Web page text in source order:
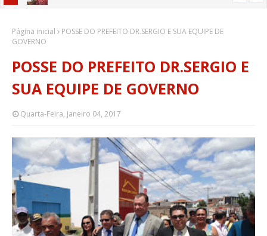
02/06/2024
Página inicial
POSSE DO PREFEITO DR.SERGIO E SUA EQUIPE DE
GOVERNO
POSSE DO PREFEITO DR.SERGIO E
SUA EQUIPE DE GOVERNO
Quarta-Feira, Janeiro 04, 2017